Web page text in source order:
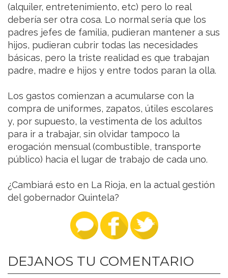
(alquiler, entretenimiento, etc) pero lo real
debería ser otra cosa. Lo normal sería que los
padres jefes de familia, pudieran mantener a sus
hijos, pudieran cubrir todas las necesidades
básicas, pero la triste realidad es que trabajan
padre, madre e hijos y entre todos paran la olla.
Los gastos comienzan a acumularse con la
compra de uniformes, zapatos, útiles escolares
y, por supuesto, la vestimenta de los adultos
para ir a trabajar, sin olvidar tampoco la
erogación mensual (combustible, transporte
público) hacia el lugar de trabajo de cada uno.
¿Cambiará esto en La Rioja, en la actual gestión
del gobernador Quintela?
DEJANOS TU COMENTARIO